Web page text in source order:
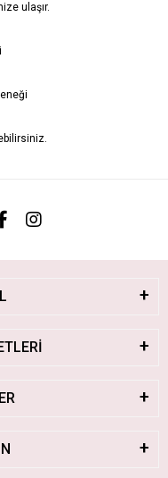
ulaşır.